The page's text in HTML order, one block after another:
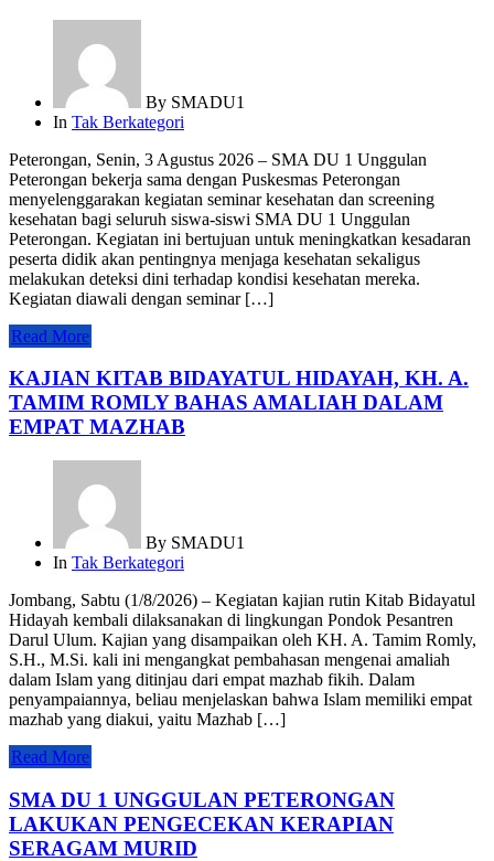
By SMADU1
In Tak Berkategori
Peterongan, Senin, 3 Agustus 2026 – SMA DU 1 Unggulan
Peterongan bekerja sama dengan Puskesmas Peterongan
menyelenggarakan kegiatan seminar kesehatan dan screening
kesehatan bagi seluruh siswa-siswi SMA DU 1 Unggulan
Peterongan. Kegiatan ini bertujuan untuk meningkatkan kesadaran
peserta didik akan pentingnya menjaga kesehatan sekaligus
melakukan deteksi dini terhadap kondisi kesehatan mereka.
Kegiatan diawali dengan seminar […]
Read More
KAJIAN KITAB BIDAYATUL HIDAYAH, KH. A.
TAMIM ROMLY BAHAS AMALIAH DALAM
EMPAT MAZHAB
By SMADU1
In Tak Berkategori
Jombang, Sabtu (1/8/2026) – Kegiatan kajian rutin Kitab Bidayatul
Hidayah kembali dilaksanakan di lingkungan Pondok Pesantren
Darul Ulum. Kajian yang disampaikan oleh KH. A. Tamim Romly,
S.H., M.Si. kali ini mengangkat pembahasan mengenai amaliah
dalam Islam yang ditinjau dari empat mazhab fikih. Dalam
penyampaiannya, beliau menjelaskan bahwa Islam memiliki empat
mazhab yang diakui, yaitu Mazhab […]
Read More
SMA DU 1 UNGGULAN PETERONGAN
LAKUKAN PENGECEKAN KERAPIAN
SERAGAM MURID